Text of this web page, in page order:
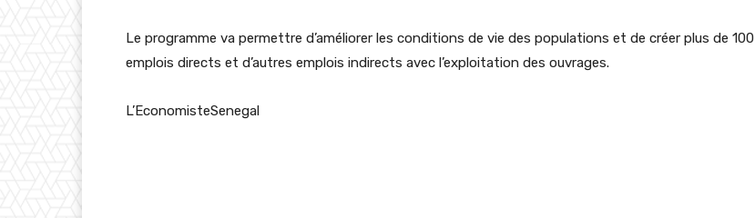
Le programme va permettre d’améliorer les conditions de vie des populations et de créer plus de 100
emplois directs et d’autres emplois indirects avec l’exploitation des ouvrages.
L’EconomisteSenegal